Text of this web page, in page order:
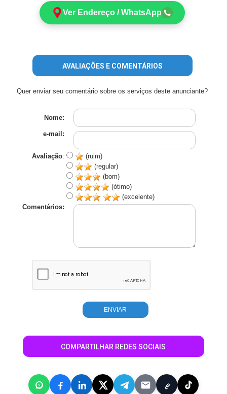
Ver Endereço / WhatsApp
AVALIAÇÕES E COMENTÁRIOS
Quer enviar seu comentário sobre os serviços deste anunciante?
Nome:
e-mail:
Avaliação:
(ruim)
(regular)
(bom)
(ótimo)
(excelente)
Comentários:
COMPARTILHAR REDES SOCIAIS